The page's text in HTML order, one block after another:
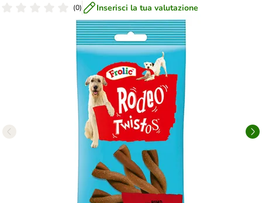
(0) Inserisci la tua valutazione